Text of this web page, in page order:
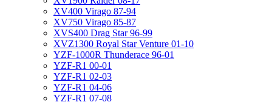
XV400 Virago 87-94
XV750 Virago 85-87
XVS400 Drag Star 96-99
XVZ1300 Royal Star Venture 01-10
YZF-1000R Thunderace 96-01
YZF-R1 00-01
YZF-R1 02-03
YZF-R1 04-06
YZF-R1 07-08